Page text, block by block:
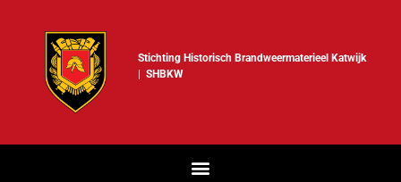
Stichting Historisch Brandweermaterieel Katwijk
| SHBKW